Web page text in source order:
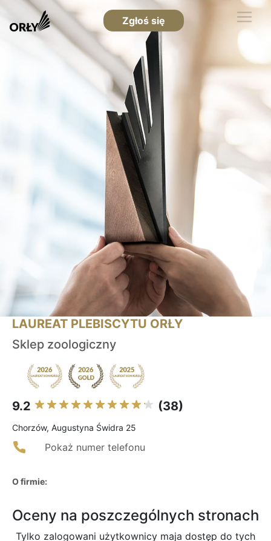
Zgłoś się
LAUREAT PLEBISCYTU ORŁY
Sklep zoologiczny
9.2 (38)
Chorzów, Augustyna Świdra 25
Pokaż numer telefonu
O firmie:
Oceny na poszczególnych stronach
Tylko zalogowani użytkownicy maja dostęp do tych